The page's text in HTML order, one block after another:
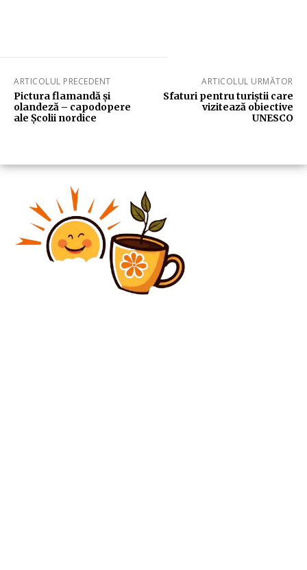
ARTICOLUL PRECEDENT
Pictura flamandă și
olandeză – capodopere
ale Școlii nordice
ARTICOLUL URMĂTOR
Sfaturi pentru turiștii care
vizitează obiective
UNESCO